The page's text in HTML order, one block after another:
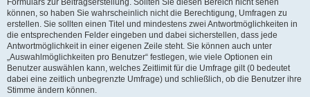
Formulars zur Beitragserstellung. Sollten Sie diesen Bereich nicht sehen
können, so haben Sie wahrscheinlich nicht die Berechtigung, Umfragen zu
erstellen. Sie sollten einen Titel und mindestens zwei Antwortmöglichkeiten in
die entsprechenden Felder eingeben und dabei sicherstellen, dass jede
Antwortmöglichkeit in einer eigenen Zeile steht. Sie können auch unter
„Auswahlmöglichkeiten pro Benutzer“ festlegen, wie viele Optionen ein
Benutzer auswählen kann, welches Zeitlimit für die Umfrage gilt (0 bedeutet
dabei eine zeitlich unbegrenzte Umfrage) und schließlich, ob die Benutzer ihre
Stimme ändern können.